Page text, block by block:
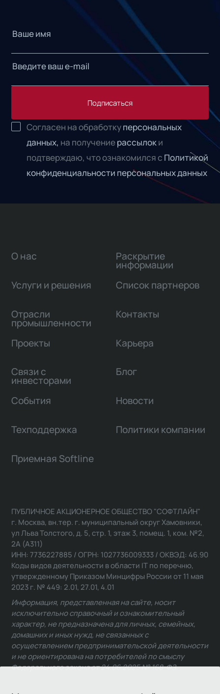
Подписаться
Согласен на обработкуперсональных
данных, на получениерассылоки
подтверждаю, что ознакомился с Политикой
конфиденциальности персональных данных
О нас
Услуги и решения
Отрасли
промышленности
Проекты
Связи с
инвесторами
Раскрытие
информации
Список партнеров
Контакты
Карьера
Блог
События Новости
Техподдержка Политики компании
Приемная Softline
ПУБЛИЧНОЕ АКЦИОНЕРНОЕ ОБЩЕСТВО "СОФТЛАЙН"
г. Москва, вн.тер. г. муниципальный округ Хамовники,
ул Льва Толстого, д. 5, стр. 1, этаж 3, помещ. 1, ком. №2,
2А (А311)
ИНН: 7736227885 / ОГРН: 1027736009333 / ОКВЭД: 46.90
Коды видов деятельности в области IT по перечню,
утвержденному Приказом Минцифры России от 11 мая
2023 г. № 449: 2.01, 27.01, 4.01
Информация, представленная на сайте, носит
исключительно справочный и ознакомительный
характер, не предназначена для личных, семейных,
домашних и иных нужд, не связанных с
осуществлением предпринимательской деятельности
и не ориентирована на потребителей по смыслу
Федерального закона от 24.06.2025 № 168-ФЗ.